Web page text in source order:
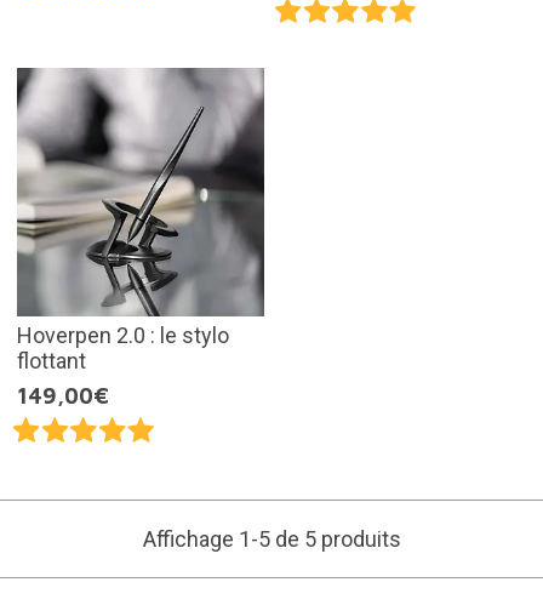
Hoverpen 2.0 : le stylo
flottant
149,00€
Affichage 1-5 de 5 produits